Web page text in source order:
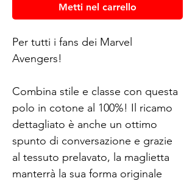
Metti nel carrello
Per tutti i fans dei Marvel
Avengers!
Combina stile e classe con questa
polo in cotone al 100%! Il ricamo
dettagliato è anche un ottimo
spunto di conversazione e grazie
al tessuto prelavato, la maglietta
manterrà la sua forma originale